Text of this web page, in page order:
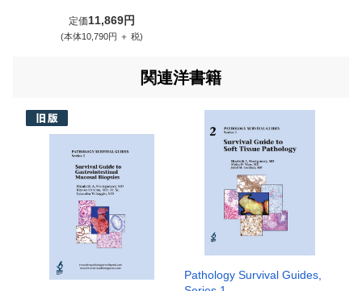
定価11,869円
(本体10,790円 ＋ 税)
関連洋書籍
Pathology Survival Guides,